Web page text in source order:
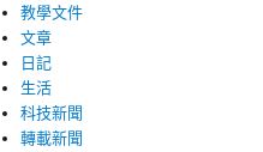
教學文件
文章
日記
生活
科技新聞
轉載新聞